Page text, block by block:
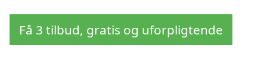
Få 3 tilbud, gratis og uforpligtende